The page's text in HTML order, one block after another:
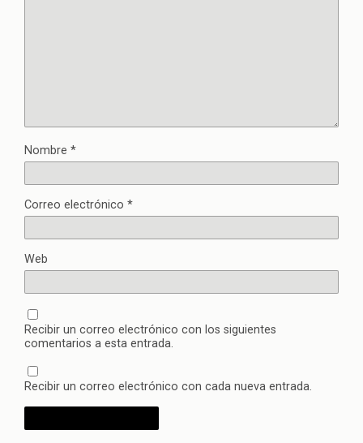
Nombre *
Correo electrónico *
Web
Recibir un correo electrónico con los siguientes
comentarios a esta entrada.
Recibir un correo electrónico con cada nueva entrada.